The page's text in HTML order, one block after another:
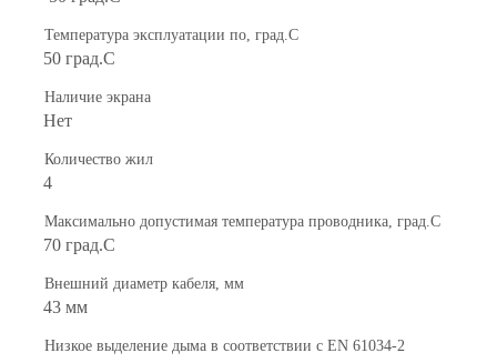
Температура эксплуатации по, град.C
50 град.C
Наличие экрана
Нет
Количество жил
4
Максимально допустимая температура проводника, град.C
70 град.C
Внешний диаметр кабеля, мм
43 мм
Низкое выделение дыма в соответствии с EN 61034-2